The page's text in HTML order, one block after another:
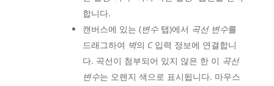
합니다.
캔버스에 있는 (변수탭)에서 곡선 변수를
드래그하여 벽의 C입력 정보에 연결합니
다. 곡선이 첨부되어 있지 않은 한 이 곡선
변수는 오렌지 색으로 표시됩니다. 마우스